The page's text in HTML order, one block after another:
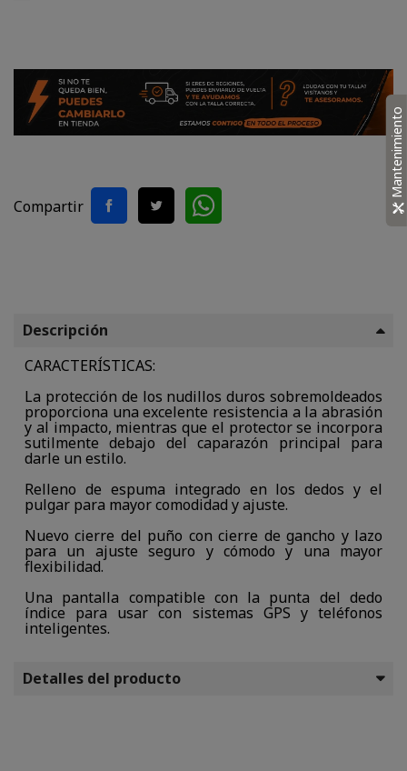
Compartir
Descripción
CARACTERÍSTICAS:
La protección de los nudillos duros sobremoldeados
proporciona una excelente resistencia a la abrasión
y al impacto, mientras que el protector se incorpora
sutilmente debajo del caparazón principal para
darle un estilo.
Relleno de espuma integrado en los dedos y el
pulgar para mayor comodidad y ajuste.
Nuevo cierre del puño con cierre de gancho y lazo
para un ajuste seguro y cómodo y una mayor
flexibilidad.
Una pantalla compatible con la punta del dedo
índice para usar con sistemas GPS y teléfonos
inteligentes.
Detalles del producto
Mantenimiento